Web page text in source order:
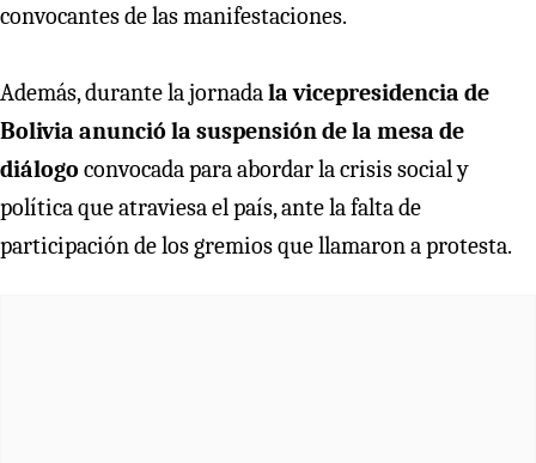
convocantes de las manifestaciones.
Además, durante la jornadala vicepresidencia de
Bolivia anunció la suspensión de la mesa de
diálogo convocada para abordar la crisis social y
política que atraviesa el país, ante la falta de
participación de los gremios que llamaron a protesta.